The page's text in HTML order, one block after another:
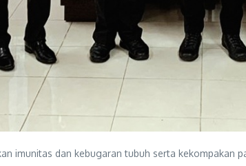
imunitas dan kebugaran tubuh serta kekompakan